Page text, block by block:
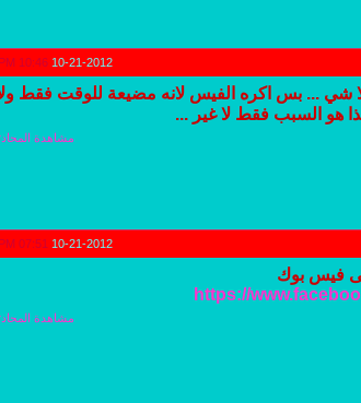
10-21-2012
10:46 PM
شي ... بس اكره الفيس لانه مضيعة للوقت فقط
هو السبب فقط لا غير ...
مشاهدة
10-21-2012
07:51 PM
فى فيس بوك
https://
مشاهدة